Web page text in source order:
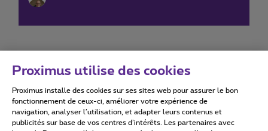
Conditions d'utilisation Accessibility statement
Proximus utilise des cookies
Proximus installe des cookies sur ses sites web pour assurer le bon
fonctionnement de ceux-ci, améliorer votre expérience de
navigation, analyser l’utilisation, et adapter leurs contenus et
publicités sur base de vos centres d’intérêts. Les partenaires avec